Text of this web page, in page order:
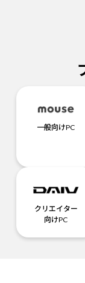
一般向けPC
クリエイター
向けPC